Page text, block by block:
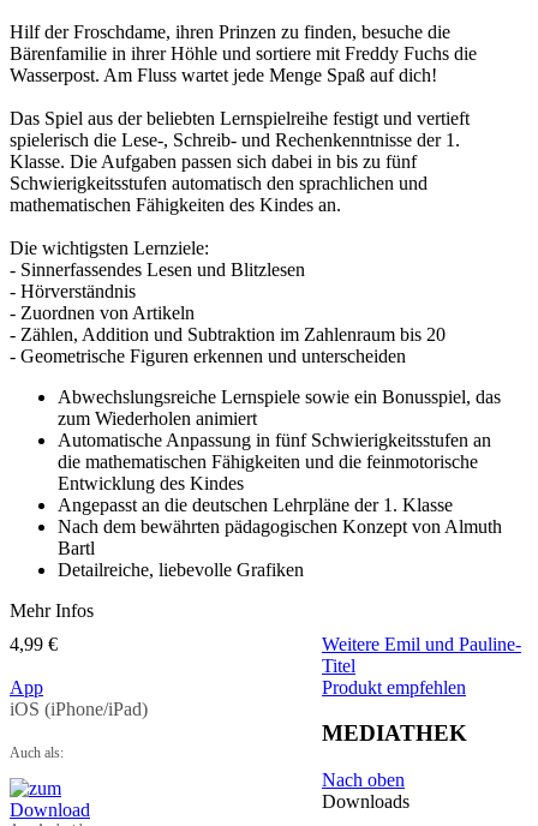
Hilf der Froschdame, ihren Prinzen zu finden, besuche die
Bärenfamilie in ihrer Höhle und sortiere mit Freddy Fuchs die
Wasserpost. Am Fluss wartet jede Menge Spaß auf dich!
Das Spiel aus der beliebten Lernspielreihe festigt und vertieft
spielerisch die Lese-, Schreib- und Rechenkenntnisse der 1.
Klasse. Die Aufgaben passen sich dabei in bis zu fünf
Schwierigkeitsstufen automatisch den sprachlichen und
mathematischen Fähigkeiten des Kindes an.
Die wichtigsten Lernziele:
- Sinnerfassendes Lesen und Blitzlesen
- Hörverständnis
- Zuordnen von Artikeln
- Zählen, Addition und Subtraktion im Zahlenraum bis 20
- Geometrische Figuren erkennen und unterscheiden
Abwechslungsreiche Lernspiele sowie ein Bonusspiel, das
zum Wiederholen animiert
Automatische Anpassung in fünf Schwierigkeitsstufen an
die mathematischen Fähigkeiten und die feinmotorische
Entwicklung des Kindes
Angepasst an die deutschen Lehrpläne der 1. Klasse
Nach dem bewährten pädagogischen Konzept von Almuth
Bartl
Detailreiche, liebevolle Grafiken
Mehr Infos
4,99 €
App
iOS (iPhone/iPad)
Auch als:
Weitere Emil und Pauline-
Titel
Produkt empfehlen
MEDIATHEK
Nach oben
Downloads